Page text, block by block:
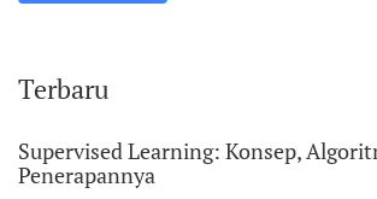
Terbaru
Supervised Learning: Konsep,
Penerapannya